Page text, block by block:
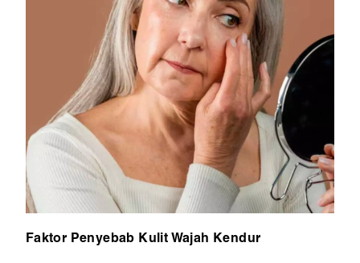
Faktor Penyebab Kulit Wajah Kendur